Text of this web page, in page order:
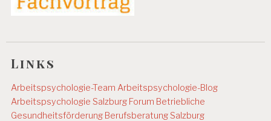
Links
Arbeitspsychologie-TeamArbeitspsychologie-Blog
Arbeitspsychologie Salzburg Forum Betriebliche
Gesundheitsförderung Berufsberatung Salzburg